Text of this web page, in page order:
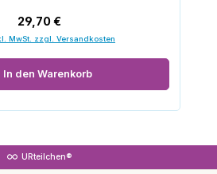
Regulärer Preis:
29,70 €
MwSt. zzgl. Versandkosten
In den Warenkorb
URteilchen®